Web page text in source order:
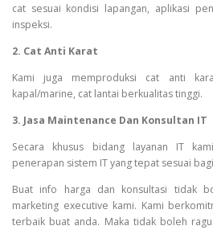
cat sesuai kondisi lapangan, aplikasi
inspeksi.
2. Cat Anti Karat
Kami juga memproduksi cat anti
kapal/marine, cat lantai berkualitas tinggi.
3. Jasa Maintenance Dan Konsultan IT
Secara khusus bidang layanan IT
penerapan sistem IT yang tepat sesuai
Buat info harga dan konsultasi tidak
marketing executive kami. Kami
terbaik buat anda. Maka tidak boleh